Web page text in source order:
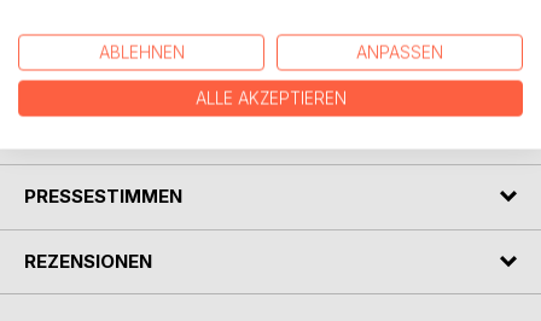
Alle Fälle sind einzeln lesbar.
PRESSESTIMMEN
REZENSIONEN
ABLEHNEN ANPASSEN
ALLE AKZEPTIEREN